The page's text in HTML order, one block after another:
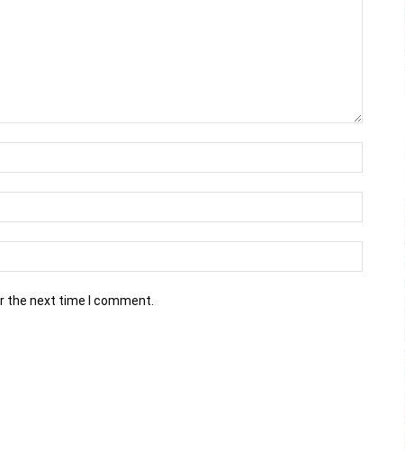
the next time I comment.